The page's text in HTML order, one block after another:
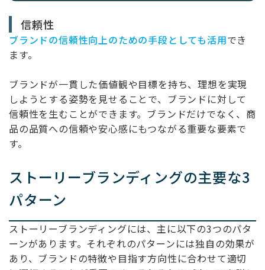
信頼性
ブランドの信頼性向上のための手段としても活用でき
ます。
ブランドが一貫した価値観や目標を持ち、理想を実現
しようとする姿勢を見せることで、ブランドに対して
信頼性を生むことができます。ブランドだけでなく、商
品の品質への信頼や安心感にもつながる重要な要素で
す。
ストーリーブランディングの主要な3
パターン
ストーリーブランディングには、主に以下の3つのパタ
ーンがあります。それぞれのパターンには独自の効果が
あり、ブランドの特徴や目指す方向性に合わせて適切